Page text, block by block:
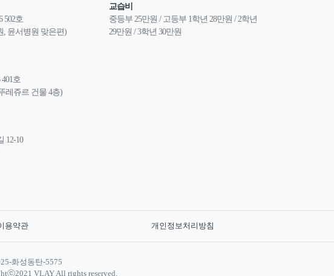
502호
, 윤서병원 맞은편)
호
레쥬르 건물 4층)
12-10
교습비
중등부 25만원 / 고등부 1학년 28만원 / 2학년
29만원 / 3학년 30만원
용약관 개인정보처리방침
화성동탄-5575
VLAY All rights reserved.